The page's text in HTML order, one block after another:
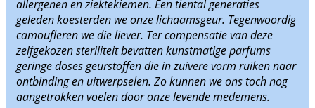
allergenen en ziektekiemen. Een tiental generaties
geleden koesterden we onze lichaamsgeur. Tegenwoordig
camoufleren we die liever. Ter compensatie van deze
zelfgekozen steriliteit bevatten kunstmatige parfums
geringe doses geurstoffen die in zuivere vorm ruiken naar
ontbinding en uitwerpselen. Zo kunnen we ons toch nog
aangetrokken voelen door onze levende medemens.